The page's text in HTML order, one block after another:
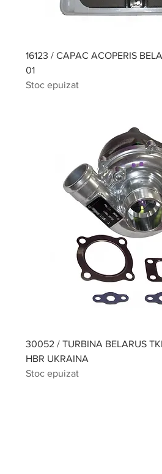
16123 / CAPAC ACOPERIS
01
Stoc epuizat
30052 / TURBINA BELARUS
HBR UKRAINA
Stoc epuizat